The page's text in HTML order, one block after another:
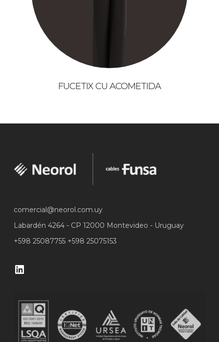
FUCETIX CU ACOMETIDA
comercial@neorol.com.uy
Labardén 4264 - CP 12000 Montevideo - Uruguay
+598 25087755 +598 25075153